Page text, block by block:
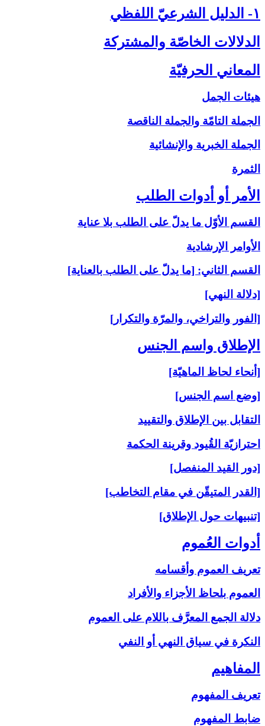
۱- الدليل الشرعيّ اللفظي‏
الدلالات الخاصّة والمشتركة
المعاني الحرفيّة
هيئات الجمل
الجملة التامّة والجملة الناقصة
الجملة الخبرية والإنشائية
الثمرة
الأمر أو أدوات الطلب‏
القسم الأوّل ما يدلّ على الطلب بلا عناية
الأوامر الإرشادية
القسم الثاني: [ما يدلّ على الطلب بالعناية]
[دلالة النهي]
[الفور والتراخي، والمرّة والتكرار]
الإطلاق واسم الجنس‏
[أنحاء لحاظ الماهيّة]
[وضع اسم الجنس]
التقابل بين الإطلاق والتقييد
احترازيّة القُيود وقرينة الحكمة
[دور القيد المنفصل]
[القدر المتيقّن في مقام التخاطب]
[تنبيهات حول الإطلاق]
أدوات العُموم
تعريف العموم وأقسامه
العموم بلحاظ الأجزاء والأفراد
دلالة الجمع المعرَّف باللام على‏ العموم
النكرة في سياق النهي أو النفي
المفاهيم‏
تعريف المفهوم
ضابط المفهوم